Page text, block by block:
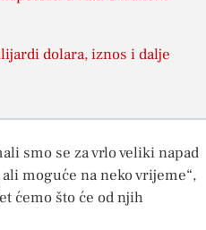
dolara, iznos i dalje
smo se za vrlo veliki napad
moguće na neko vrijeme“,
ćemo što će od njih